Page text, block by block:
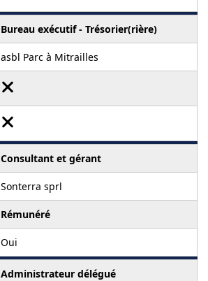
Bureau exécutif - Trésorier(rière)
asbl Parc à Mitrailles
Consultant et gérant
Sonterra sprl
Rémunéré
Oui
Administrateur délégué